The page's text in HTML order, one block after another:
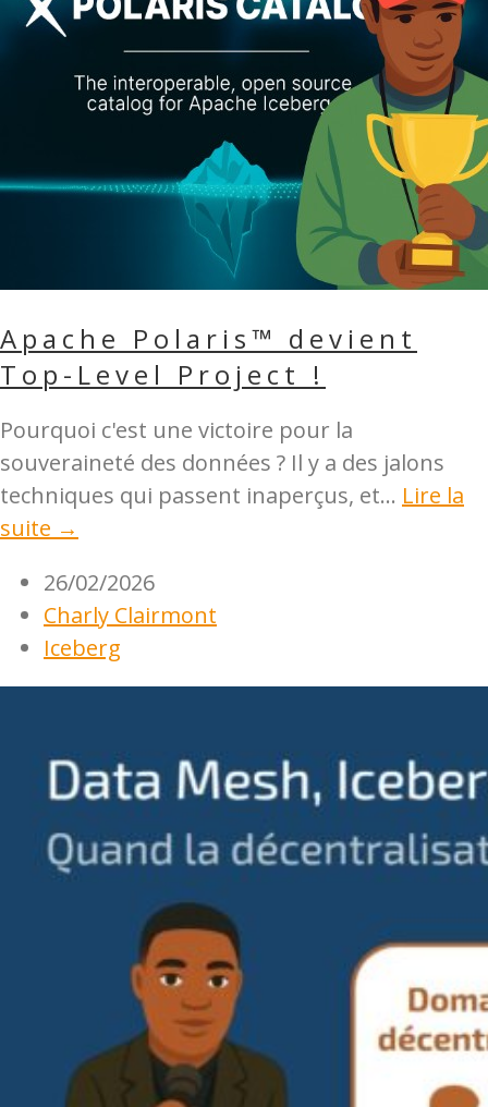
Apache Polaris™ devient
Top-Level Project !
Pourquoi c'est une victoire pour la
souveraineté des données ? Il y a des jalons
techniques qui passent inaperçus, et... Lire la
suite →
26/02/2026
Charly Clairmont
Iceberg